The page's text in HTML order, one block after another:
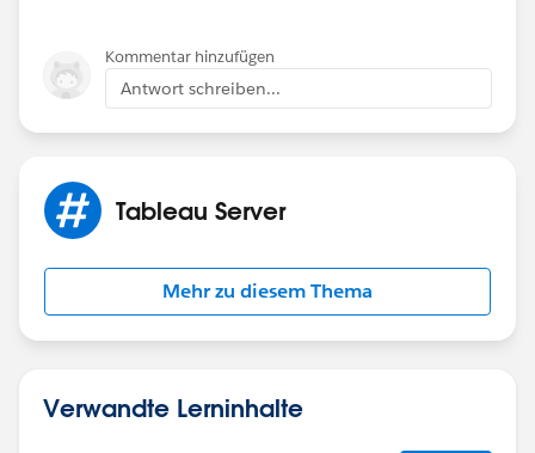
Kommentar hinzufügen
Antwort schreiben...
Tableau Server
Mehr zu diesem Thema
Verwandte Lerninhalte